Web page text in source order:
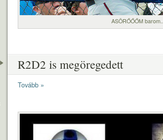
ASÖRŐŐŐM barom....
R2D2 is megöregedett
Tovább »